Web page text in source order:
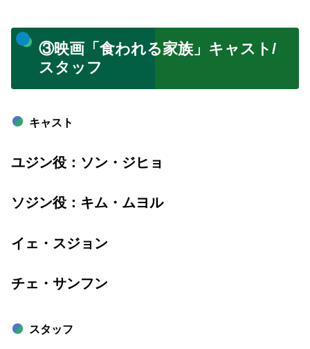
③映画「食われる家族」キャスト/
スタッフ
キャスト
ユジン役：ソン・ジヒョ
ソジン役：キム・ムヨル
イェ・スジョン
チェ・サンフン
スタッフ